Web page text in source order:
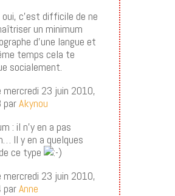
oui, c’est difficile de ne
un minimum
d’une langue et
temps cela te
socialement.
mercredi 23 juin 2010,
parAkynou
: il n’y en a pas
Il y en a quelques
ce type
mercredi 23 juin 2010,
parAnne